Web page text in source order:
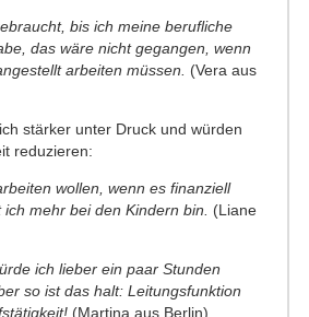
bis ich meine berufliche
das wäre nicht gegangen, wenn
arbeiten müssen.
(Vera aus
stärker unter Druck und würden
reduzieren:
wollen, wenn es finanziell
mehr bei den Kindern bin.
(Liane
ich lieber ein paar Stunden
so ist das halt: Leitungsfunktion
(Martina aus Berlin)